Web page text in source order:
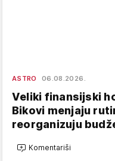
ASTRO 06.08.2026.
Veliki finansijski
Bikovi menjaju
reorganizuju
Komentariši